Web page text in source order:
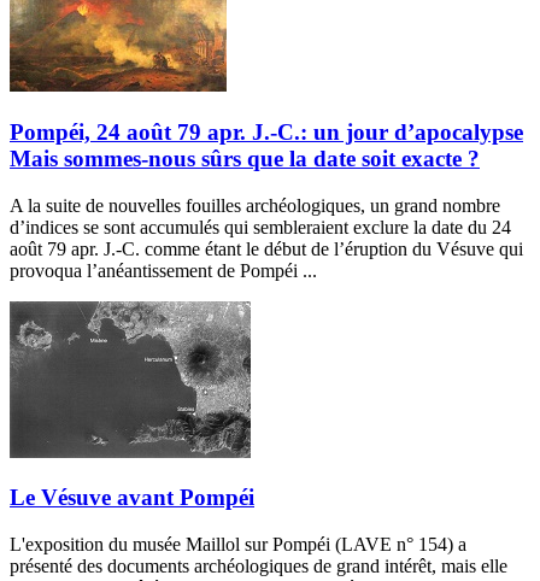
Pompéi, 24 août 79 apr. J.-C.: un jour d’apocalypse
Mais sommes-nous sûrs que la date soit exacte ?
A la suite de nouvelles fouilles archéologiques, un grand nombre
d’indices se sont accumulés qui sembleraient exclure la date du 24
août 79 apr. J.-C. comme étant le début de l’éruption du Vésuve qui
provoqua l’anéantissement de Pompéi ...
Le Vésuve avant Pompéi
L'exposition du musée Maillol sur Pompéi (LAVE n° 154) a
présenté des documents archéologiques de grand intérêt, mais elle